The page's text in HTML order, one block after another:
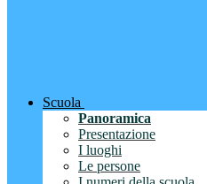
Scuola
Panoramica
Presentazione
I luoghi
Le persone